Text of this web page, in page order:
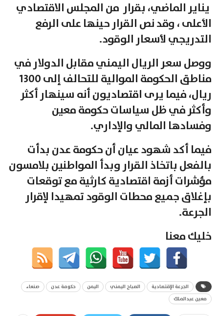
يناير الماضي، بقرار من المجلس الاقتصادي
الأعلى ، وقد نص القرار حينها على الرفع
التدريجي لأسعار الوقود.
ووصل سعر الريال اليمني مقابل الدولار في
مناطق الحكومة الموالية للتحالف إلى 1300
ريال، فيما يرى اقتصاديون أنه سينهار أكثر
وأكثر في ظل سياسات حكومة معين
وفسادها المالي والإداري.
فيما أكد شهود عيان أن حكومة عدن بدأت
بالفعل باتخاذ القرار وبدأ المواطنين بلامسون
مؤشرات أزمة اقتصادية كارثية مع توقعات
بإغلاق جميع محطات الوقود تمهيدا لإقرار
الجرعة.
خليك معنا
الجرعة الإقتصادية الصباح اليمني اليمن حكومة عدن
صنعاء
معين عبدالملك